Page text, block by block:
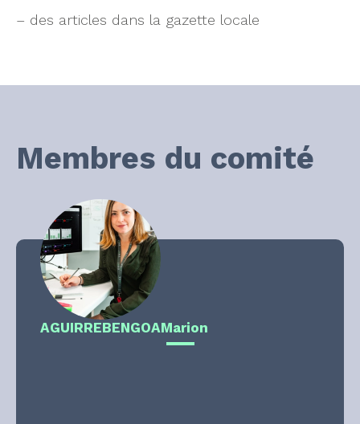
– des articles dans la gazette locale
Membres du comité
AGUIRREBENGOAMarion